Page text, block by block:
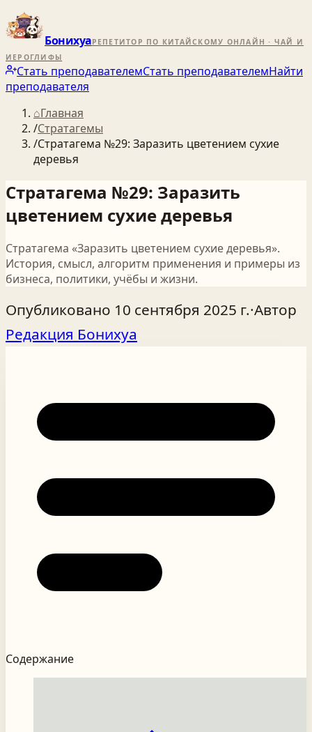
БонихуаРЕПЕТИТОР ПО КИТАЙСКОМУ ОНЛАЙН · ЧАЙ И
ИЕРОГЛИФЫ
Стать преподавателемСтать преподавателемНайти
преподавателя
⌂Главная
/Стратагемы
/Стратагема №29: Заразить цветением сухие
деревья
Стратагема №29: Заразить
цветением сухие деревья
Стратагема «Заразить цветением сухие деревья».
История, смысл, алгоритм применения и примеры из
бизнеса, политики, учёбы и жизни.
Опубликовано 10 сентября 2025 г.·Автор
Редакция Бонихуа
Содержание